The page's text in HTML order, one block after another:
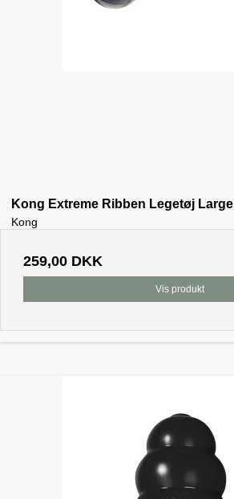
Kong Extreme Ribben Legetøj Large
Kong
259,00 DKK
Vis produkt